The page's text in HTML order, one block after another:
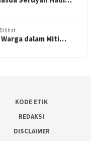
Dilihat
dalam Miti…
KODE ETIK
REDAKSI
DISCLAIMER